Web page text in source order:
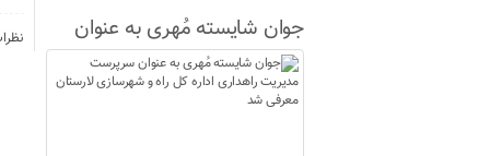
جوان شایسته مُهری به عنوان
سرپرست مدیریت راهداری اداره
کل راه و شهرسازی لارستان